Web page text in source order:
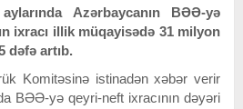
Azərbaycanın BƏƏ-yə
ixracı illik müqayisədə 31 milyon
dəfə artıb.
Komitəsinə istinadən xəbər verir
BƏƏ-yə qeyri-neft ixracının dəyəri